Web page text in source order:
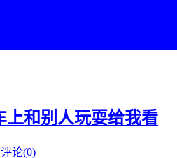
上和别人玩耍给我看
评论(0)